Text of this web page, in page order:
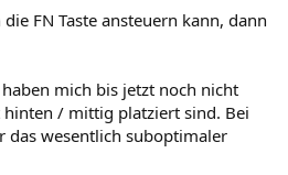
FN Taste ansteuern kann, dann
mich bis jetzt noch nicht
/ mittig platziert sind. Bei
das wesentlich suboptimaler